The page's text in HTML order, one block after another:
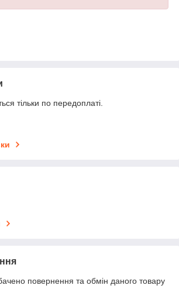
тільки по передоплаті.
повернення та обмін даного товару